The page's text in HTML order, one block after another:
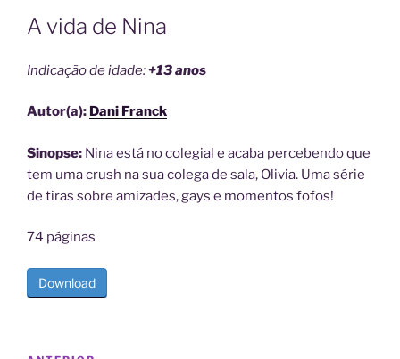
A vida de Nina
Indicação de idade:+13 anos
Autor(a): Dani Franck
Sinopse: Nina está no colegial e acaba percebendo que
tem uma crush na sua colega de sala, Olivia. Uma série
de tiras sobre amizades, gays e momentos fofos!
74 páginas
Download